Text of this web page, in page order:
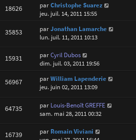
18626 parChristophe Suarez
jeu. juil. 14, 2011 15:55
35853 parJonathan Lamarche
lun. juil. 11, 2011 10:13
15931 parCyril Dubos
dim. juil. 03, 2011 19:56
56967 parWilliam Lapenderie
jeu. juin 02, 2011 13:09
64735 par Louis-Benoît GREFFE
sam. mai 28, 2011 00:32
16739 par Romain Viviani